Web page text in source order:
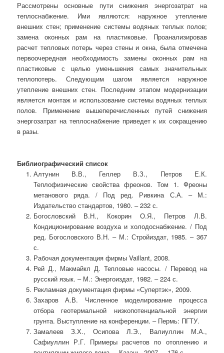
Рассмотрены основные пути снижения энергозатрат на
теплоснабжение. Ими являются: наружное утепление
внешних стен; применение системы водяных теплых полов;
замена оконных рам на пластиковые. Проанализировав
расчет тепловых потерь через стены и окна, была отмечена
первоочередная необходимость замены оконных рам на
пластиковые с целью уменьшения самых значительных
теплопотерь. Следующим шагом является наружное
утепление внешних стен. Последним этапом модернизации
является монтаж и использование системы водяных теплых
полов. Применение вышеперечисленных путей снижения
энергозатрат на теплоснабжение приведет к их сокращению
в разы.
Библиографический список
Алтунин В.В., Геллер В.З., Петров Е.К.
Теплофизические свойства фреонов. Том 1. Фреоны
метанового ряда. / Под ред. Ривкина С.А. – М.:
Издательство стандартов, 1980. – 232 с.
Богословский В.Н., Кокорин О.Я., Петров Л.В.
Кондиционирование воздуха и холодоснабжение. / Под
ред. Богословского В.Н. – М.: Стройиздат, 1985. – 367
с.
Рабочая документация фирмы Vaillant, 2008.
Рей Д., Макмайкл Д. Тепловые насосы. / Перевод на
русский язык. – М.: Энергоиздат, 1982. – 224 с.
Рекламная документация фирмы «Супертэк», 2009.
Захаров А.В. Численное моделирование процесса
отбора геотермальной низкопотенциальной энергии
грунта. Выступление на конференции. – Пермь: ПГТУ.
Замалеев З.Х., Осипова Л.Э., Валиуллин М.А.,
Сафиуллин Р.Г. Примеры расчетов по отоплению и